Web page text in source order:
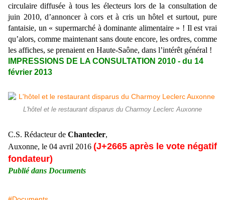
circulaire diffusée à tous les électeurs lors de la consultation de
juin 2010, d’annoncer à cors et à cris un hôtel et surtout, pure
fantaisie, un « supermarché à dominante alimentaire » ! Il est vrai
qu’alors, comme maintenant sans doute encore, les ordres, comme
les affiches, se prenaient en Haute-Saône, dans l’intérêt général !
IMPRESSIONS DE LA CONSULTATION 2010 - du 14
février 2013
L'hôtel et le restaurant disparus du Charmoy Leclerc Auxonne
C.S. Rédacteur de Chantecler,
Auxonne, le 04 avril 2016 (J+2665 après le vote négatif
fondateur)
Publié dans Documents